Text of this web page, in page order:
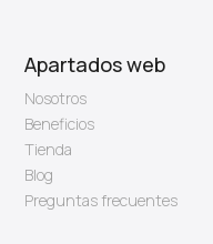
Apartados web
Nosotros
Beneficios
Tienda
Blog
Preguntas frecuentes